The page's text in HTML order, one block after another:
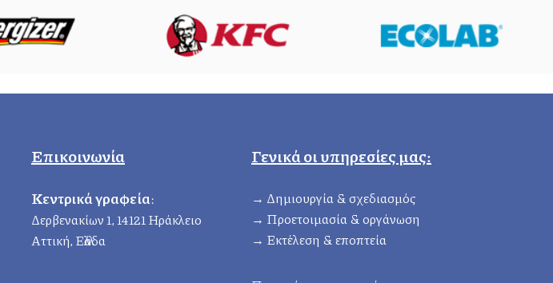
Επικοινωνία
Κεντρικά γραφεία:
Δερβενακίων 1, 14121 Ηράκλειο
Αττική, Ελλάδα
Γενικά οι υπηρεσίες μας:
→ Δημιουργία & σχεδιασμός
→ Προετοιμασία & οργάνωση
→ Eκτέλεση & εποπτεία